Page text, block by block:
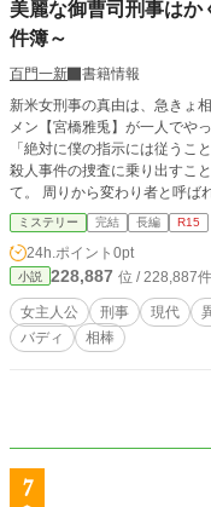
美麗な御曹司刑事は
件簿～
百門一新
書籍情報
新米女刑事の真由は、急きょ
メン【宮橋雅兎】が一人でや
「絶対に僕の指示には従うこ
殺人事件の捜査に乗り出すこ
て。 周りから変わり者と呼ばれ、そして彼自身が周りへ理解を求めないのは―
―彼が『見え過ぎる目』を持っていたからだ
ベマ！」「カクヨム」にも掲載
ミステリー 完結 長編 R15
24h.ポイント 0pt
小説 228,887 位 / 228,887件
女主人公 刑事 現代
バディ
相棒
7